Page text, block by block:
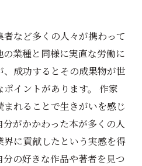
など多くの人々が携わって
業種と同様に実直な労働に
成功するとその成果物が世
イントがあります。 作家
れることで生きがいを感じ
がかかわった本が多くの人
に貢献したという実感を得
の好きな作品や著者を見つ